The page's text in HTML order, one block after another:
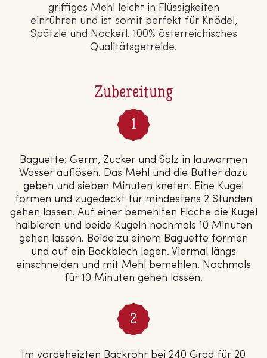
Zubereitung
Baguette: Germ, Zucker und Salz in lauwarmen
Wasser auflösen. Das Mehl und die Butter dazu
geben und sieben Minuten kneten. Eine Kugel
formen und zugedeckt für mindestens 2 Stunden
gehen lassen. Auf einer bemehlten Fläche die Kugel
halbieren und beide Kugeln nochmals 10 Minuten
gehen lassen. Beide zu einem Baguette formen
und auf ein Backblech legen. Viermal längs
einschneiden und mit Mehl bemehlen. Nochmals
für 10 Minuten gehen lassen.
Im vorgeheizten Backrohr bei 240 Grad für 20
griffiges Mehl leicht in Flüs­sig­kei­ten
einrühren und ist somit perfekt für Knödel,
Spätzle und Nockerl. 100% ös­ter­rei­chi­sches
Qua­li­täts­ge­trei­de.